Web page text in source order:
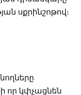
սքրինշոթով։
որ կփչացնեն